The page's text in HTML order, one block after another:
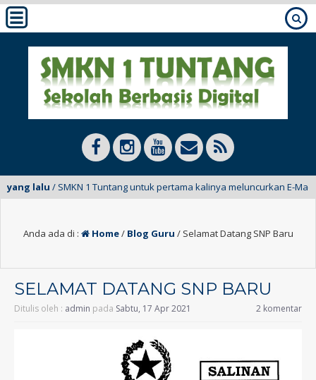
lalu/ SMKN 1 Tuntang untuk pertama kalinya meluncurkan E-
Anda ada di : Home/ Blog Guru / Selamat Datang SNP Baru
SELAMAT DATANG SNP BARU
Ditulis oleh : admin pada Sabtu, 17 Apr 2021 2 komentar